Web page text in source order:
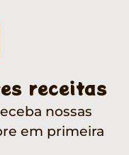
receitas
nossas
em primeira